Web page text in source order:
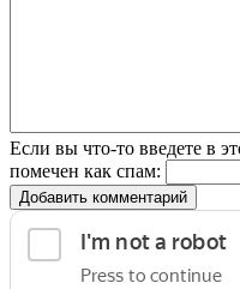
Если вы что-то введете в
помечен как спам:
Добавить комментарий